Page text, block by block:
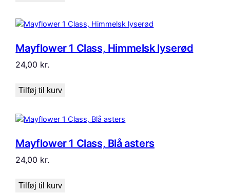
Mayflower 1 Class, Himmelsk lyserød
24,00 kr.
Tilføj til kurv
Mayflower 1 Class, Blå asters
24,00 kr.
Tilføj til kurv